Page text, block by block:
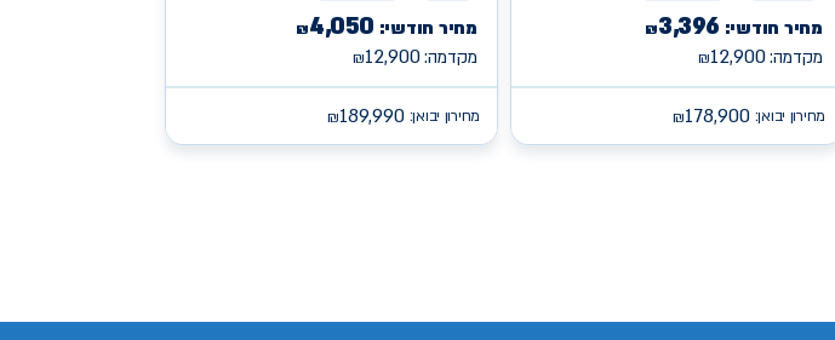
מחיר חודשי: ₪3,396
מקדמה: ₪12,900
מחירון יבואן: ₪178,900
מחיר חודשי: ₪4,050
מקדמה: ₪12,900
מחירון יבואן: ₪189,990